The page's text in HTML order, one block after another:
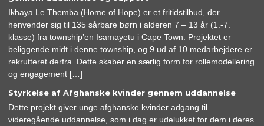
Ikhaya Le Themba (Home of Hope) er et fritidstilbud, der
henvender sig til 135 sårbare børn i alderen 7 – 13 år (1.-7.
klasse) fra township’en Isamayetu i Cape Town. Projektet er
beliggende midt i denne township, og 9 ud af 10 medarbejdere er
rekrutteret derfra. Dette skaber en særlig form for rollemodellering
og engagement […]
Styrkelse af Afghanske kvinder gennem uddannelse
Dette projekt giver unge afghanske kvinder adgang til
videregående uddannelse, som i dag er udelukket for dem i deres